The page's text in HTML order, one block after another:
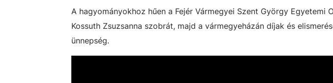
A hagyományokhoz hűen a Fejér Vármegyei Szent György Egyetemi
Kossuth Zsuzsanna szobrát, majd a vármegyeházán díjak és
ünnepség.